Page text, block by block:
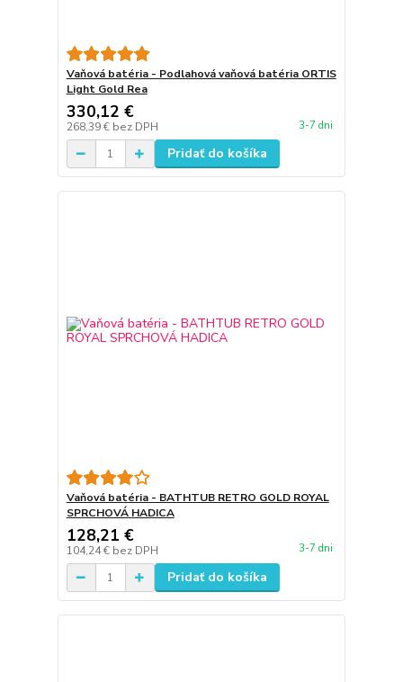
Vaňová batéria - Podlahová vaňová batéria ORTIS
Light Gold Rea
330,12 €
268,39 € bez DPH 3-7 dni
Pridať do košíka
Vaňová batéria - BATHTUB RETRO GOLD ROYAL
SPRCHOVÁ HADICA
128,21 €
104,24 € bez DPH 3-7 dni
Pridať do košíka